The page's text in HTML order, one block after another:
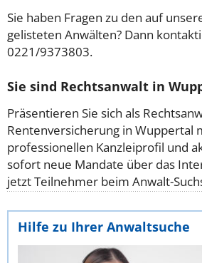
Sie haben Fragen zu den auf
gelisteten Anwälten? Dann
0221/9373803.
Sie sind Rechtsanwalt in
Präsentieren Sie sich als
Rentenversicherung in Wuppertal
professionellen Kanzleiprofil und
sofort neue Mandate über das
jetzt Teilnehmer beim Anwalt-
Hilfe zu Ihrer Anwaltsuche